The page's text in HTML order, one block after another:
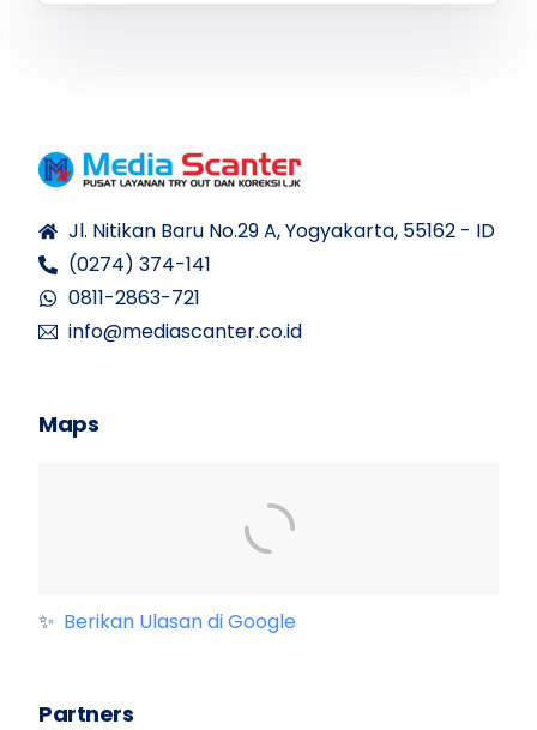
Jl. Nitikan Baru No.29 A, Yogyakarta, 55162 - ID
(0274) 374-141
0811-2863-721
info@mediascanter.co.id
Maps
✨ Berikan Ulasan di Google
Partners